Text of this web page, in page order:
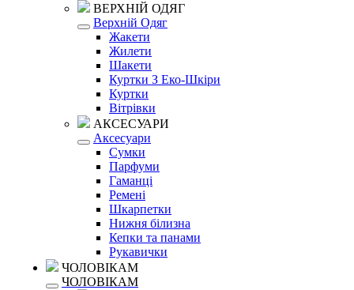
ВЕРХНІЙ ОДЯГ
Верхній Одяг
Жакети
Жилети
Шакети
Куртки З Еко-Шкіри
Куртки
Вітрівки
АКСЕСУАРИ
Аксесуари
Сумки
Парфуми
Гаманці
Ремені
Шкарпетки
Нижня білизна
Кепки та панами
Рукавички
ЧОЛОВІКАМ
ЧОЛОВІКАМ